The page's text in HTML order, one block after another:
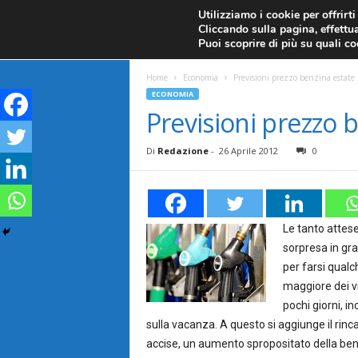
CANDELE GIAPPONESI ECONOMIA FOREX
F
a
o
r
e
x
ANALISI TECNICA
Home Economia Previsioni prezzo benzina estate
ECONOMIA
Previsioni prezzo
Di Redazione- 26 Aprile 2012 0
Le tanto
sorpresa in
per farsi
maggiore dei
pochi giorni,
sulla vacanza. A questo si aggiunge il
accise, un aumento spropositato della
Utilizziamo i cookie per
Cliccando sulla pagina,
Puoi scoprire di più su quali